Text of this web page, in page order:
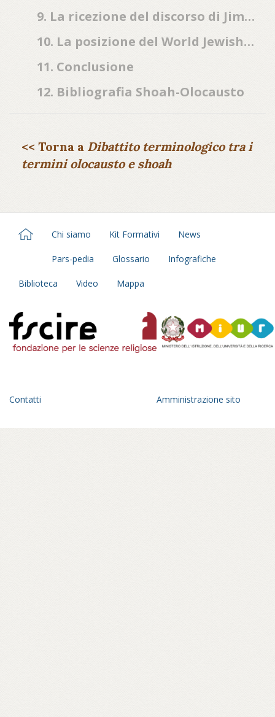
9. La ricezione del discorso di Jimmy Carter nelle Istituzioni dedicate alla memoria dello sterminio degli ebrei
10. La posizione del World Jewish Congress
11. Conclusione
12. Bibliografia Shoah-Olocausto
<< Torna a Dibattito terminologico tra i
termini olocausto e shoah
Chi siamo Kit Formativi News
Pars-pedia Glossario Infografiche
Biblioteca Video Mappa
Contatti Amministrazione sito